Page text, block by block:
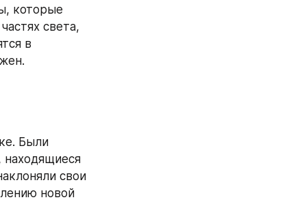
которые
света,
в
Были
находящиеся
свои
новой